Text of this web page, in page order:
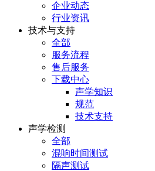
企业动态
行业资讯
技术与支持
全部
服务流程
售后服务
下载中心
声学知识
规范
技术支持
声学检测
全部
混响时间测试
隔声测试